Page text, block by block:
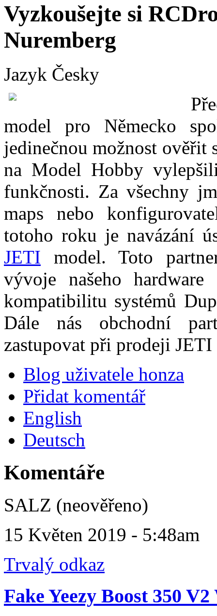
Vyzkoušejte si
Nuremberg
Jazyk Česky
model pro Německo
jedinečnou možnost ověřit
na Model Hobby
funkčnosti. Za všechny
maps nebo
totoho roku je navázání
JETI model. Toto
vývoje našeho
kompatibilitu systémů
Dále nás obchodní
zastupovat při prodeji
Blog uživatele honza
Přidat komentář
English
Deutsch
Komentáře
SALZ (neověřeno)
15 Květen 2019 - 5:48am
Trvalý odkaz
Fake Yeezy Boost 350 V2